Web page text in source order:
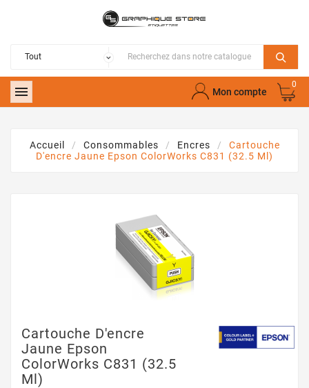
 Mon compte
0
Accueil Consommables Encres
Cartouche
D'encre Jaune Epson ColorWorks C831 (32.5 Ml)
Cartouche D'encre
Jaune Epson
ColorWorks C831 (32.5
Ml)